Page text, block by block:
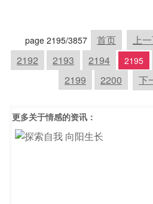
page 2195/3857 首页 上
2192
2193 2194 2195
2199
2200 下
更多关于情感的资讯：